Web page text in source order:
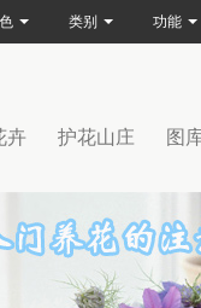
卉 护花山庄 图
类别 功能